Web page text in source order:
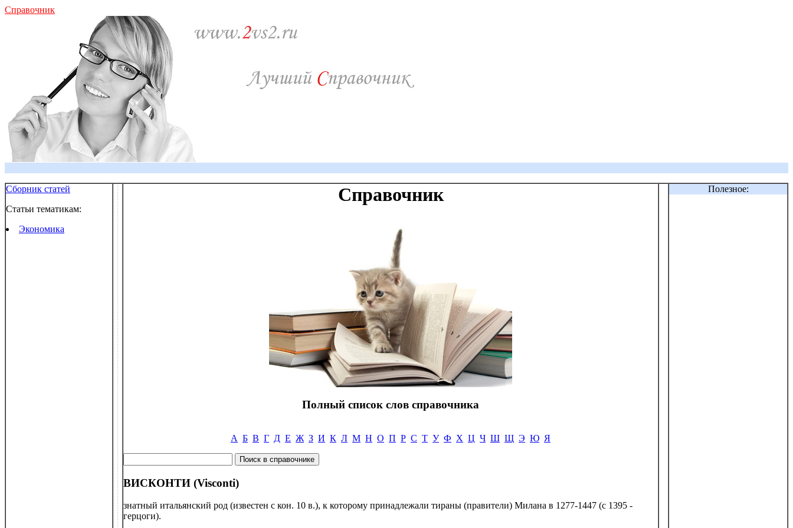
Справочник
Сборник статей
Статьи тематикам:
Экономика
Справочник
Полный список слов справочника
А Б В Г Д Е Ж З И К Л М Н О П Р С Т У Ф Х Ц Ч Ш Щ Э Ю Я
ВИСКОНТИ (Visconti)
знатный итальянский род (известен с кон. 10 в.), к которому принадлежали тираны (правители) Милана в 1277-1447 (с 1395 -
герцоги).
Полезное: